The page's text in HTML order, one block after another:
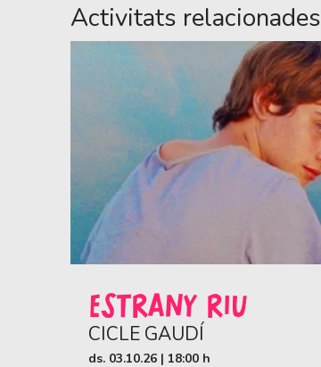
Activitats relacionades
ESTRANY RIU
CICLE GAUDÍ
ds. 03.10.26 | 18:00 h